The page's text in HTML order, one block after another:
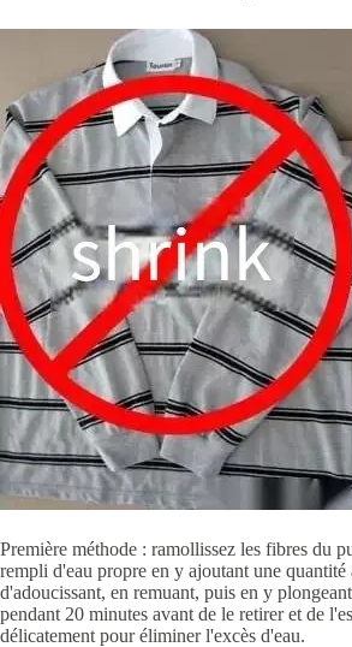
Première méthode : ramollissez les fibres du
rempli d'eau propre en y ajoutant une quantité
d'adoucissant, en remuant, puis en y
pendant 20 minutes avant de le retirer et de
délicatement pour éliminer l'excès d'eau.